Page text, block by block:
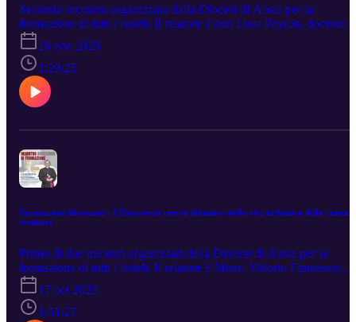
Secondo incontro organizzato dalla Diocesi di Aosta per la
formazione di tutti i fedeli. Il relatore è don Luca Peyron, docente
Università Cattolica del Sacro Cuore di Milano, Comitato buone
pratiche Istituto Italiano per l'Intelligenza Artificiale AI4I. La
conferenza si è svolta ad Aosta presso il Cinéma Théâtre de la
venerdì 23 gennaio 2026.
26 ene 2026
1:29:25
Formazione diocesana - L'Eucarestia centro dinamico della vita ordinaria della
cristiana
Primo di due incontri organizzati dalla Diocesi di Aosta per la
formazione di tutti i fedeli. Il relatore è Mons. Vittorio Francesco
Viola ofm, Arcivescovo Segretario del Dicastero per il Culto
e la Disciplina dei Sacramenti. La conferenza si è svolta ad Aosta
presso il Cinéma Théâtre de la Ville, venerdì 10 ottobre 2025.
17 oct 2025
1:51:27